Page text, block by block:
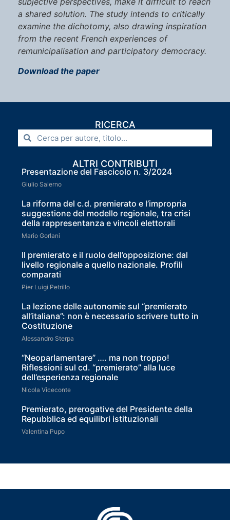
a shared solution. The study intends to critically
examine the dichotomy, also drawing inspiration
from the recent French experiences of
remunicipalisation and participatory democracy.
Download the paper
RICERCA
ALTRI CONTRIBUTI
Presentazione del Fascicolo n. 3/2024
Giulio Salerno
La riforma del c.d. premierato e l’impropria
suggestione del modello regionale, tra crisi
della rappresentanza e vincoli elettorali
Mario Gorlani
Il premierato e il ruolo dell’opposizione: dal
livello regionale a quello nazionale. Profili
comparati
Pier Luigi Petrillo
La lezione delle autonomie sul “premierato
all’italiana”: non è necessario scrivere tutto in
Costituzione
Alessandro Sterpa
“Neoparlamentare” …. ma non troppo!
Riflessioni sul cd. “premierato” alla luce
dell’esperienza regionale
Nicola Viceconte
Premierato, prerogative del Presidente della
Repubblica ed equilibri istituzionali
Valentina Pupo